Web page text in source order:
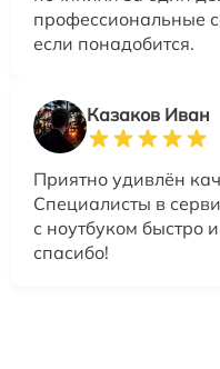
профессиональные
если понадобится.
Казаков Иван
Приятно удивлён
Специалисты в
с ноутбуком быстро
спасибо!